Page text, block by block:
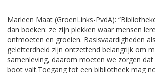
Marleen Maat (GroenLinks-PvdA):
dan boeken: ze zijn plekken waar mensen
ontmoeten en groeien. Basisvaardigheden
geletterdheid zijn ontzettend belangrijk om
samenleving, daarom moeten we zorgen
boot valt.Toegang tot een bibliotheek mag